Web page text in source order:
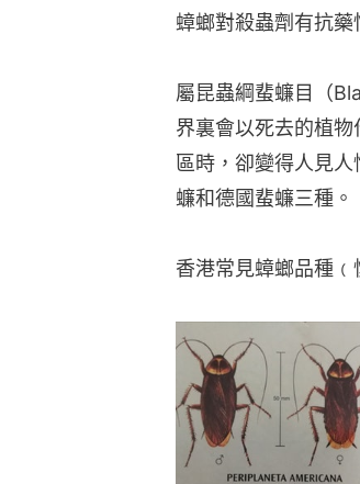
蟑螂對殺蟲劑有抗藥
屬昆蟲綱蜚蠊目（
界裏會以死去的植
區時，卻變得人見
蠊和德國蜚蠊三種。
香港常見蟑螂品種﹙